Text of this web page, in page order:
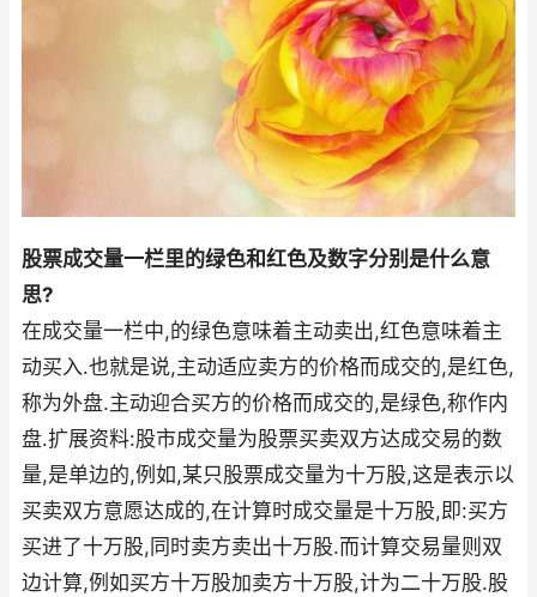
股票成交量一栏里的绿色和红色及数字分别是什么意
思?
在成交量一栏中,的绿色意味着主动卖出,红色意味着主
动买入.也就是说,主动适应卖方的价格而成交的,是红色,
称为外盘.主动迎合买方的价格而成交的,是绿色,称作内
盘.扩展资料:股市成交量为股票买卖双方达成交易的数
量,是单边的,例如,某只股票成交量为十万股,这是表示以
买卖双方意愿达成的,在计算时成交量是十万股,即:买方
买进了十万股,同时卖方卖出十万股.而计算交易量则双
边计算,例如买方十万股加卖方十万股,计为二十万股.股